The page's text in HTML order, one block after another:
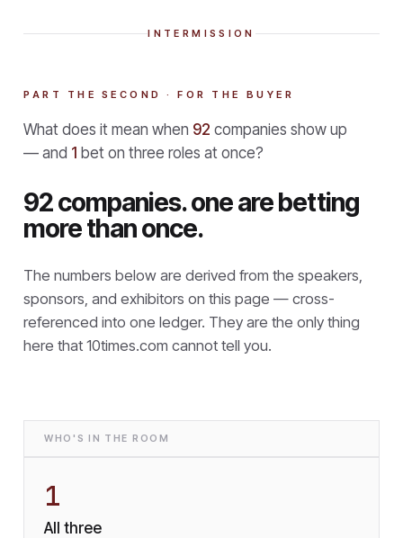
INTERMISSION
PART THE SECOND · FOR THE BUYER
What does it mean when 92 companies show up
— and 1 bet on three roles at once?
92 companies. one are betting
more than once.
The numbers below are derived from the speakers,
sponsors, and exhibitors on this page — cross-
referenced into one ledger. They are the only thing
here that 10times.com cannot tell you.
WHO'S IN THE ROOM
1
All three